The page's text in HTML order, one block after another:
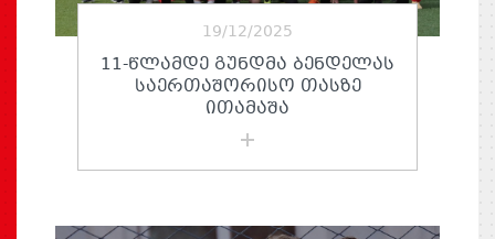
19/12/2025
11-ᲬᲚᲐᲛᲓᲔ ᲒᲣᲜᲓᲛᲐ ᲑᲔᲜᲓᲔᲚᲐᲡ
ᲡᲐᲔᲠᲗᲐᲨᲝᲠᲘᲡᲝ ᲗᲐᲡᲖᲔ
ᲘᲗᲐᲛᲐᲨᲐ